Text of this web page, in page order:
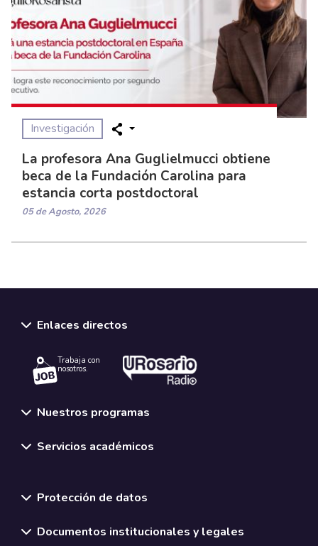
Investigación
La profesora Ana Guglielmucci obtiene
beca de la Fundación Carolina para
estancia corta postdoctoral
05 de Agosto, 2026
Enlaces directos
Trabaja con
nosotros.
Nuestros programas
Servicios académicos
Protección de datos
Documentos institucionales y legales